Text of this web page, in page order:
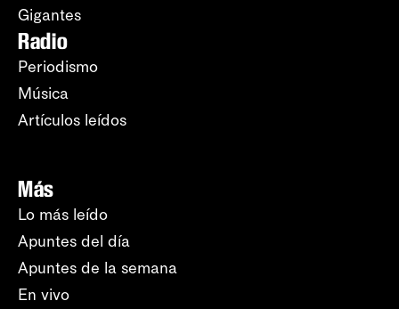
Gigantes
Radio
Periodismo
Música
Artículos leídos
Más
Lo más leído
Apuntes del día
Apuntes de la semana
En vivo